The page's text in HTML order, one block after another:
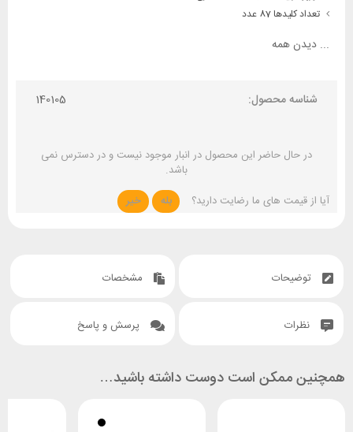
تعداد کلیدها 87 عدد
... دیدن همه
شناسه محصول: 140105
در حال حاضر این محصول در انبار موجود نیست و در دسترس نمی
باشد.
آیا از قیمت های ما رضایت دارید؟
بله خیر
توضیحات مشخصات
نظرات پرسش و پاسخ
همچنین ممکن است دوست داشته باشید…